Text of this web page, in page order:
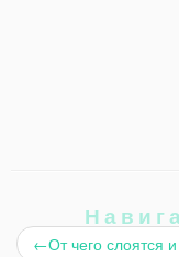
←От чего слоятся